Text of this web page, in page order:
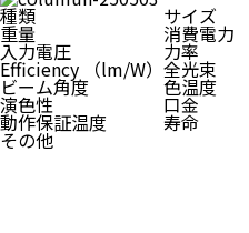
種類
サイズ
重量 消費電力
入力電圧 力率
Efficiency （lm/W） 全光束
ビーム角度 色温度
演色性 口金
動作保証温度 寿命
その他